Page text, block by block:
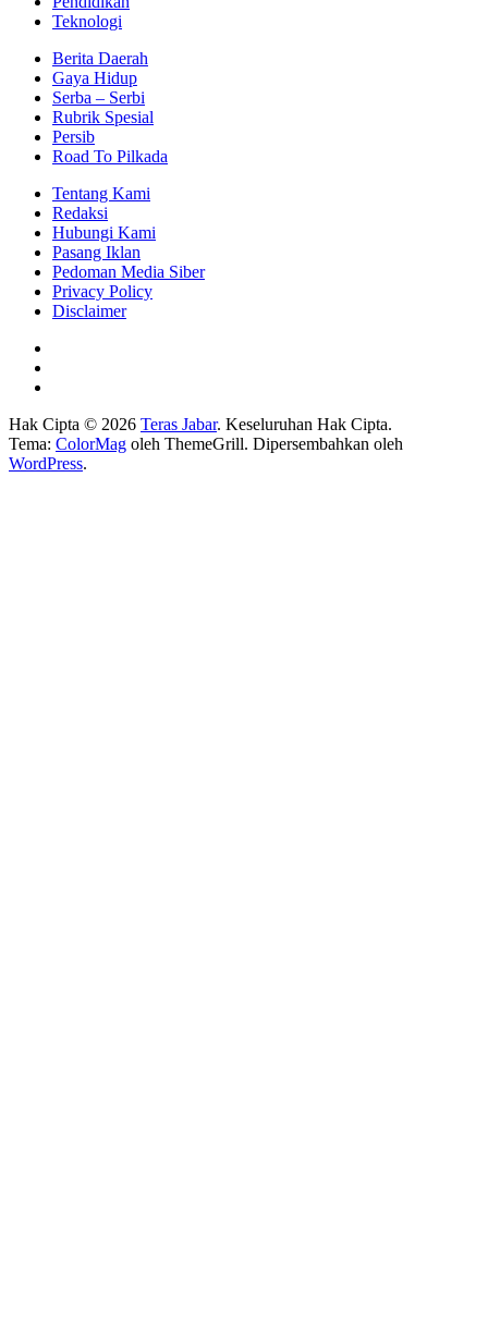
Teknologi
Berita Daerah
Gaya Hidup
Serba – Serbi
Rubrik Spesial
Persib
Road To Pilkada
Tentang Kami
Redaksi
Hubungi Kami
Pasang Iklan
Pedoman Media Siber
Privacy Policy
Disclaimer
Hak Cipta © 2026 Teras Jabar. Keseluruhan Hak Cipta.
Tema: ColorMag oleh ThemeGrill. Dipersembahkan oleh
WordPress.